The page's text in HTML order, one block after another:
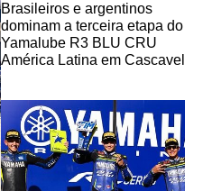
Brasileiros e argentinos
dominam a terceira etapa do
Yamalube R3 BLU CRU
América Latina em Cascavel